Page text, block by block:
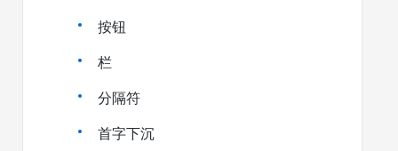
按钮
栏
分隔符
首字下沉